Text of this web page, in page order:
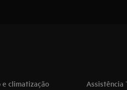
e climatização Assistência